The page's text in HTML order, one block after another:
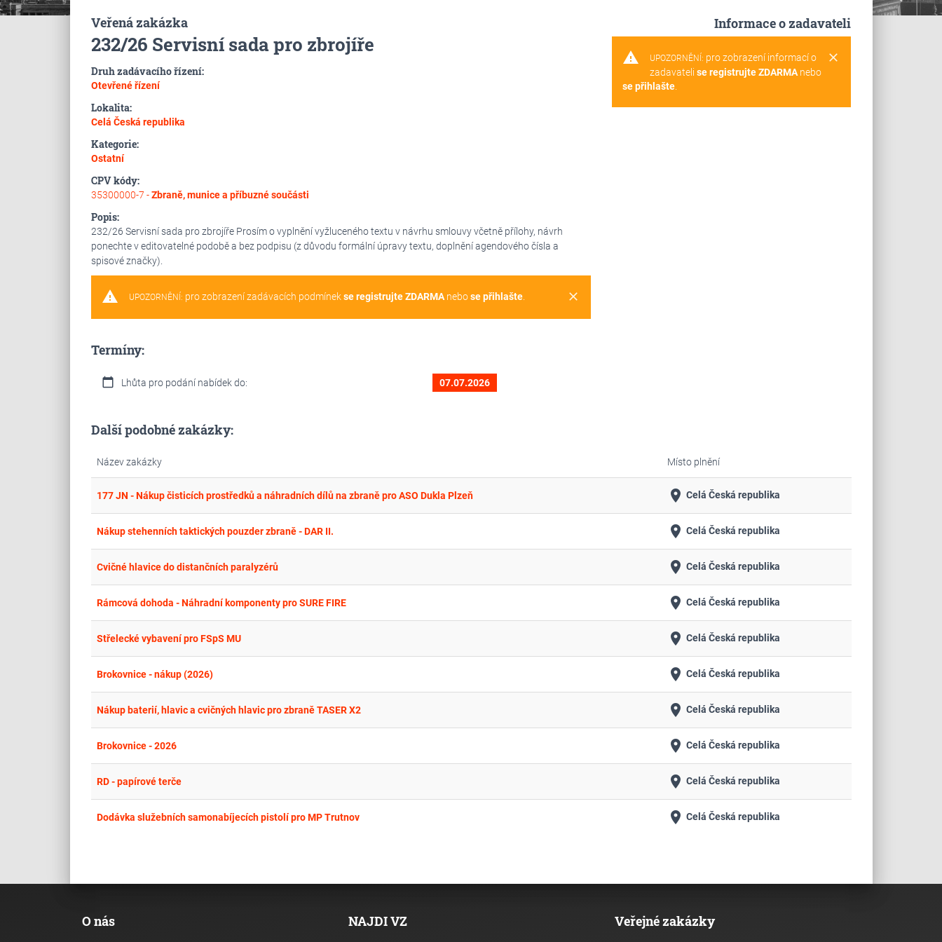
Veřená zakázka
232/26 Servisní sada pro zbrojíře
Druh zadávacího řízení:
Otevřené řízení
Lokalita:
Celá Česká republika
Kategorie:
Ostatní
CPV kódy:
35300000-7 -Zbraně, munice a příbuzné součásti
Popis:
232/26 Servisní sada pro zbrojíře Prosím o vyplnění vyžluceného textu v návrhu smlouvy včetně přílohy, návrh
ponechte v editovatelné podobě a bez podpisu (z důvodu formální úpravy textu, doplnění agendového čísla a
spisové značky).
warning clear
UPOZORNĚNÍ: pro zobrazení zadávacích podmínekse registrujte ZDARMAnebose přihlašte.
Termíny:
calendar_today Lhůta pro podání nabídek do: 07.07.2026
Informace o zadavateli
warning clear
UPOZORNĚNÍ: pro zobrazení informací o
zadavateli se registrujte ZDARMAnebo
se přihlašte.
Další podobné zakázky:
Název zakázky Místo plnění
177 JN - Nákup čisticích prostředků a náhradních dílů na zbraně pro ASO Dukla Plzeň place Celá Česká republika
Nákup stehenních taktických pouzder zbraně - DAR II. place Celá Česká republika
Cvičné hlavice do distančních paralyzérů place Celá Česká republika
Rámcová dohoda - Náhradní komponenty pro SURE FIRE place Celá Česká republika
Střelecké vybavení pro FSpS MU place Celá Česká republika
Brokovnice - nákup (2026) place Celá Česká republika
Nákup baterií, hlavic a cvičných hlavic pro zbraně TASER X2 place Celá Česká republika
Brokovnice - 2026 place Celá Česká republika
RD - papírové terče place Celá Česká republika
Dodávka služebních samonabíjecích pistolí pro MP Trutnov place Celá Česká republika
O nás NAJDI VZ Veřejné zakázky